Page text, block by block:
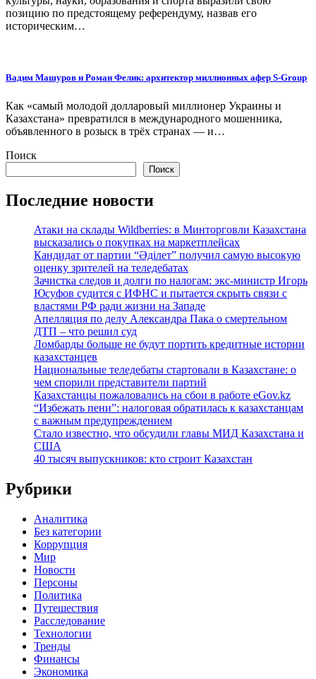
позицию по предстоящему референдуму, назвав его
историческим…
Вадим Машуров и Роман Фелик: архитектор миллионных афер S-Group
Как «самый молодой долларовый миллионер Украины и
Казахстана» превратился в международного мошенника,
объявленного в розыск в трёх странах — и…
Поиск
Поиск
Последние новости
Атаки на склады Wildberries: в Минторговли Казахстана
высказались о покупках на маркетплейсах
Кандидат от партии “Әділет” получил самую высокую
оценку зрителей на теледебатах
Зачистка следов и долги по налогам: экс-министр Игорь
Юсуфов судится с ИФНС и пытается скрыть связи с
властями РФ ради жизни на Западе
Апелляция по делу Александра Пака о смертельном
ДТП – что решил суд
Ломбарды больше не будут портить кредитные истории
казахстанцев
Национальные теледебаты стартовали в Казахстане: о
чем спорили представители партий
Казахстанцы пожаловались на сбои в работе eGov.kz
“Избежать пени”: налоговая обратилась к казахстанцам
с важным предупреждением
Стало известно, что обсудили главы МИД Казахстана и
США
40 тысяч выпускников: кто строит Казахстан
Рубрики
Аналитика
Без категории
Коррупция
Мир
Новости
Персоны
Политика
Путешествия
Расследование
Технологии
Тренды
Финансы
Экономика